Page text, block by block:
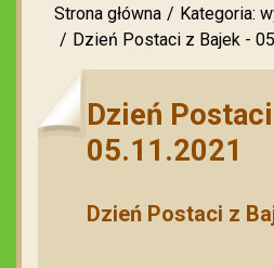
Strona główna
Kategoria:
Dzień Postaci z Bajek -
Dzień
05.11.2021
Dzień Postaci z